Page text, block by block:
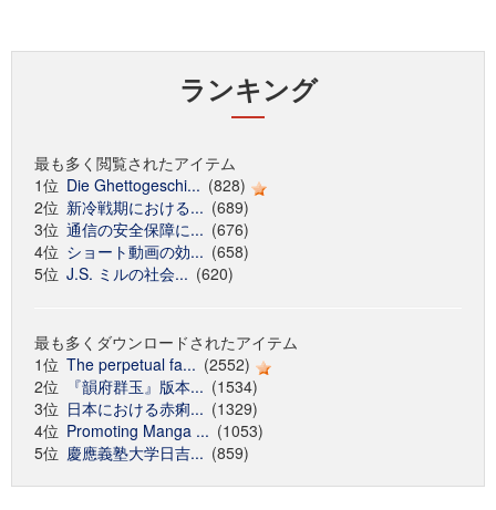
ランキング
最も多く閲覧されたアイテム
1位 Die Ghettogeschi... (828)
2位 新冷戦期における... (689)
3位 通信の安全保障に... (676)
4位 ショート動画の効... (658)
5位 J.S. ミルの社会... (620)
最も多くダウンロードされたアイテム
1位 The perpetual fa... (2552)
2位
『韻府群玉』版本... (1534)
3位 日本における赤痢... (1329)
4位 Promoting Manga ... (1053)
5位 慶應義塾大学日吉... (859)